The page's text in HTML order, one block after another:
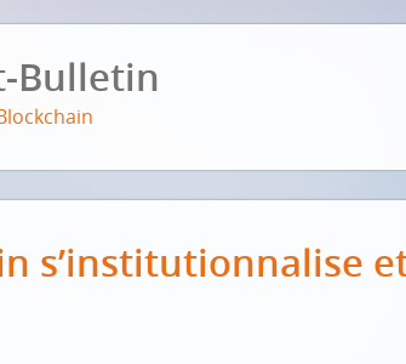
Bulletin
s’institutionnalise